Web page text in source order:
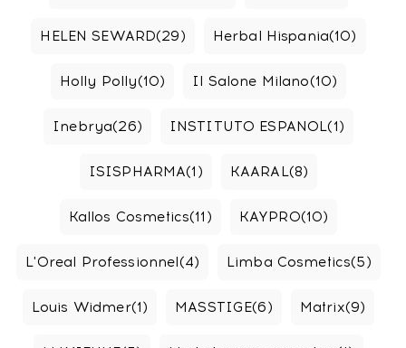
HELEN SEWARD(29) Herbal Hispania(10)
Holly Polly(10) Il Salone Milano(10)
Inebrya(26) INSTITUTO ESPANOL(1)
ISISPHARMA(1) KAARAL(8)
Kallos Cosmetics(11) KAYPRO(10)
L'Oreal Professionnel(4) Limba Cosmetics(5)
Louis Widmer(1) MASSTIGE(6) Matrix(9)